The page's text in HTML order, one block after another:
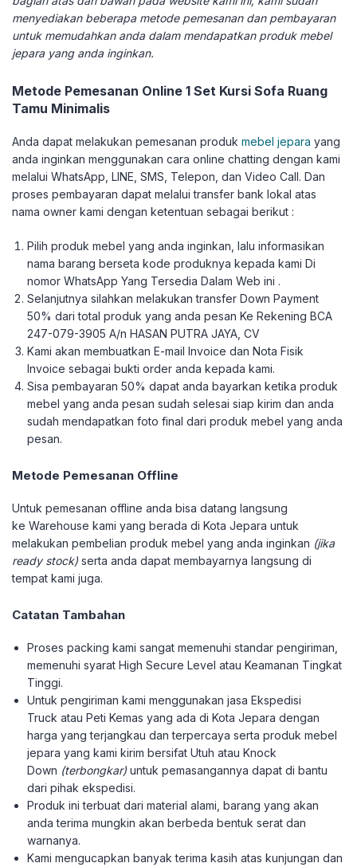
menyediakan beberapa metode pemesanan dan pembayaran
untuk memudahkan anda dalam mendapatkan produk mebel
jepara yang anda inginkan.
Metode Pemesanan Online 1 Set Kursi Sofa Ruang
Tamu Minimalis
Anda dapat melakukan pemesanan produk mebel jepara yang
anda inginkan menggunakan cara online chatting dengan kami
melalui WhatsApp, LINE, SMS, Telepon, dan Video Call. Dan
proses pembayaran dapat melalui transfer bank lokal atas
nama owner kami dengan ketentuan sebagai berikut :
Pilih produk mebel yang anda inginkan, lalu informasikan
nama barang berseta kode produknya kepada kami Di
nomor WhatsApp Yang Tersedia Dalam Web ini .
Selanjutnya silahkan melakukan transfer Down Payment
50% dari total produk yang anda pesan Ke Rekening BCA
247-079-3905 A/n HASAN PUTRA JAYA, CV
Kami akan membuatkan E-mail Invoice dan Nota Fisik
Invoice sebagai bukti order anda kepada kami.
Sisa pembayaran 50% dapat anda bayarkan ketika produk
mebel yang anda pesan sudah selesai siap kirim dan anda
sudah mendapatkan foto final dari produk mebel yang anda
pesan.
Metode Pemesanan Offline
Untuk pemesanan offline anda bisa datang langsung
ke Warehouse kami yang berada di Kota Jepara untuk
melakukan pembelian produk mebel yang anda inginkan (jika
ready stock) serta anda dapat membayarnya langsung di
tempat kami juga.
Catatan Tambahan
Proses packing kami sangat memenuhi standar pengiriman,
memenuhi syarat High Secure Level atau Keamanan Tingkat
Tinggi.
Untuk pengiriman kami menggunakan jasa Ekspedisi
Truck atau Peti Kemas yang ada di Kota Jepara dengan
harga yang terjangkau dan terpercaya serta produk mebel
jepara yang kami kirim bersifat Utuh atau Knock
Down (terbongkar) untuk pemasangannya dapat di bantu
dari pihak ekspedisi.
Produk ini terbuat dari material alami, barang yang akan
anda terima mungkin akan berbeda bentuk serat dan
warnanya.
Kami mengucapkan banyak terima kasih atas kunjungan dan